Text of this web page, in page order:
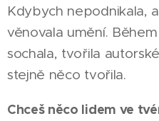
Kdybych nepodnikala,
věnovala umění.
sochala, tvořila
stejně něco tvořila.
Chceš něco lidem ve